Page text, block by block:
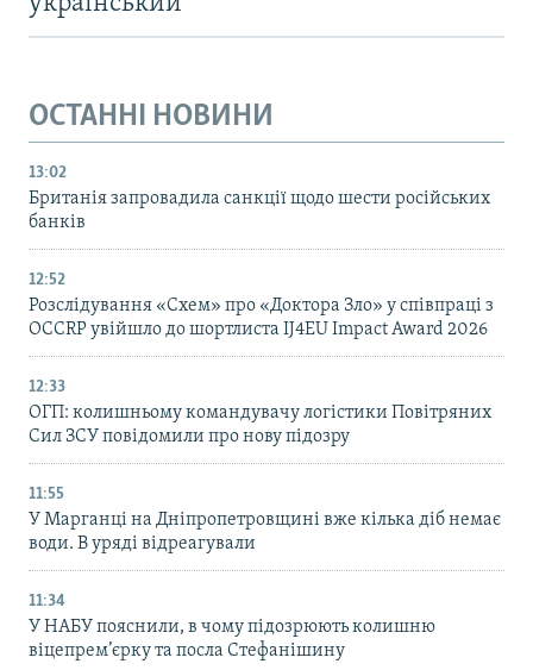
ОСТАННІ НОВИНИ
13:02
Британія запровадила санкції щодо шести російських
банків
12:52
Розслідування «Схем» про «Доктора Зло» у співпраці з
OCCRP увійшло до шортлиста IJ4EU Impact Award 2026
12:33
ОГП: колишньому командувачу логістики Повітряних
Сил ЗСУ повідомили про нову підозру
11:55
У Марганці на Дніпропетровщині вже кілька діб немає
води. В уряді відреагували
11:34
У НАБУ пояснили, в чому підозрюють колишню
віцепрем’єрку та посла Стефанішину